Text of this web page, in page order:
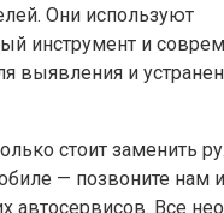
Они используют
инструмент и
выявления и
стоит заменить
— позвоните нам
автосервисов. Все